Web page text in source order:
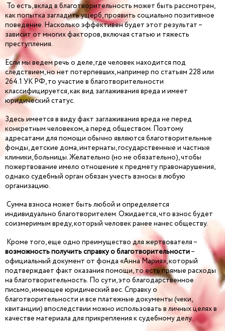
То есть, вклад в благотворительность может быть рассмотрен,
как попытка загладить ущерб, проявить социально позитивное
поведение. Насколько эффективен будет этот результат –
зависит от многих факторов, включая статью и тяжесть
преступления.
Если мы ведем речь о деле, где человек находится под
следствием, но нет потерпевших, например по статьям 228 или
264.1 УК РФ, то участие в благотворительности
классифицируется, как вид заглаживания вреда и имеет
юридический статус.
Здесь имеется в виду факт заглаживания вреда не перед
конкретным человеком, а перед обществом. Поэтому
адресатами для помощи обычно являются благотворительные
фонды, детские дома, интернаты, государственные и частные
клиники, больницы. Желательно (но не обязательно), чтобы
пожертвование имело отношение к предмету правонарушения,
однако судебный орган обязан учесть взносы в любую
организацию.
Сумма взноса может быть любой и определяется
индивидуально благотворителем. Ожидается, что взнос будет
соизмеримым вреду, который человек ранее нанес обществу.
Кроме того, еще одно преимущество для жертвователя –
возможность получить справку о благотворительности–
официальный документ от фонда «Анна Мария», который
подтверждает факт оказания помощи, то есть прямые расходы
на благотворительность. По сути, это благодарственное
письмо, имеющее юридический вес. Справку о
благотворительности и все платежные документы (чеки,
квитанции) впоследствии можно использовать в личных целях в
качестве материала для прикрепления к судебному делу.